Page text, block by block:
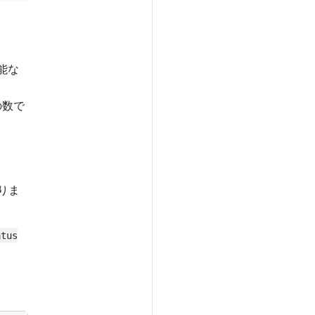
な
で
ま